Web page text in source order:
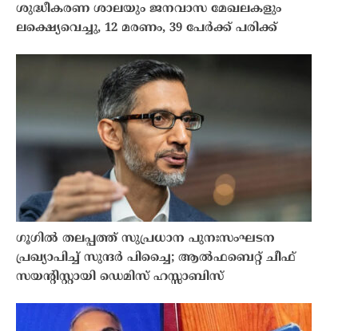
ശുദ്ധീകരണ ശാലയും ജനവാസ മേഖലകളും
ലക്ഷ്യെവെച്ചു, 12 മരണം, 39 പേർക്ക് പരിക്ക്
ഗൂഗിൽ തലപ്പത്ത് സുപ്രധാന പുനഃസംഘടന
പ്രഖ്യാപിച്ച് സുന്ദർ പിച്ചൈ; ആൽഫബെറ്റ് ചീഫ്
സയൻ്റിസ്റ്റായി ഡെമിസ് ഹസ്സാബിസ്